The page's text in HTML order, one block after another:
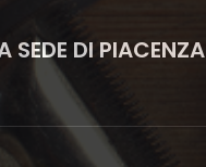
SEDE DI PIACENZA